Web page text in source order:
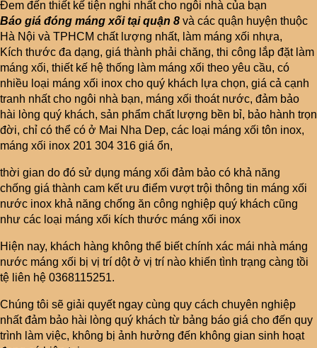
Đem đến thiết kế tiện nghi nhất cho ngôi nhà của bạn
Báo giá đóng máng xối tại quận 8 và các quận huyện thuộc
Hà Nội và TPHCM chất lượng nhất, làm máng xối nhựa,
Kích thước đa dạng, giá thành phải chăng, thi công lắp đặt làm
máng xối, thiết kế hệ thống làm máng xối theo yêu cầu, có
nhiều loại máng xối inox cho quý khách lựa chọn, giá cả cạnh
tranh nhất cho ngôi nhà bạn, máng xối thoát nước, đảm bảo
hài lòng quý khách, sản phẩm chất lượng bền bỉ, bảo hành trọn
đời, chỉ có thể có ở Mai Nha Dep, các loại máng xối tôn inox,
máng xối inox 201 304 316 giá ổn,
thời gian do đó sử dụng máng xối đảm bảo có khả năng
chống giá thành cam kết ưu điểm vượt trội thông tin máng xối
nước inox khả năng chống ăn công nghiệp quý khách cũng
như các loại máng xối kích thước máng xối inox
Hiện nay, khách hàng không thể biết chính xác mái nhà máng
nước máng xối bị vị trí dột ở vị trí nào khiến tình trạng càng tồi
tệ liên hệ 0368115251.
Chúng tôi sẽ giải quyết ngay cùng quy cách chuyên nghiệp
nhất đảm bảo hài lòng quý khách từ bảng báo giá cho đến quy
trình làm việc, không bị ảnh hưởng đến không gian sinh hoạt